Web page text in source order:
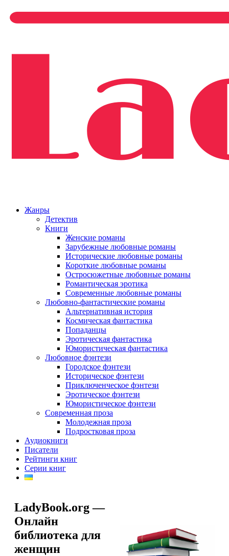
Жанры
Детектив
Книги
Женские романы
Зарубежные любовные романы
Исторические любовные романы
Короткие любовные романы
Остросюжетные любовные романы
Романтическая эротика
Современные любовные романы
Любовно-фантастические романы
Альтернативная история
Космическая фантастика
Попаданцы
Эротическая фантастика
Юмористическая фантастика
Любовное фэнтези
Городское фэнтези
Историческое фэнтези
Приключенческое фэнтези
Эротическое фэнтези
Юмористическое фэнтези
Современная проза
Молодежная проза
Подростковая проза
Аудиокниги
Писатели
Рейтинги книг
Серии книг
LadyBook.org —
Онлайн
библиотека для
женщин